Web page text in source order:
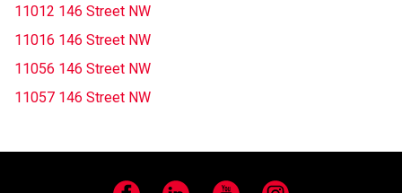
11012 146 Street NW
11016 146 Street NW
11056 146 Street NW
11057 146 Street NW